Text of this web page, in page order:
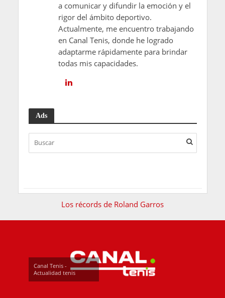
a comunicar y difundir la emoción y el
rigor del ámbito deportivo.
Actualmente, me encuentro trabajando
en Canal Tenis, donde he logrado
adaptarme rápidamente para brindar
todas mis capacidades.
Ads
Los récords de Roland Garros
Canal Tenis -
Actualidad tenis